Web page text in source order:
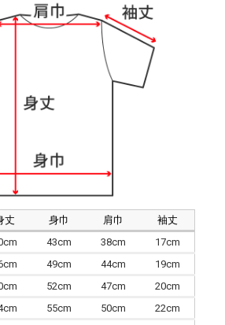
丈 身巾 肩巾
袖丈
43cm 38cm
17cm
49cm 44cm
19cm
52cm 47cm
20cm
55cm 50cm
22cm